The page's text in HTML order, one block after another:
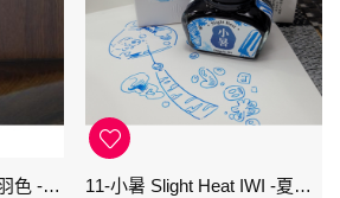
KO-0101 nurebairo 濡羽色 -日本名牌京の音樽裝鋼筆墨水40ml 4573356130012 11-小暑 Slight Heat IWI -夏季-24節氣色澤鋼筆墨水